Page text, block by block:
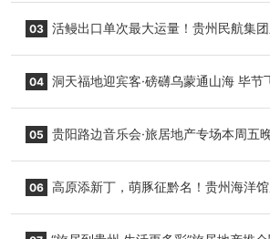
03 活鳗出口单次最大运量！贵州民航集
04 洞天福地迎宾客·磅礴乌蒙通山海 毕节
05 贵阳路边音乐会·旅居地产专场本周五
06 高原添新丁，萌豚征黔名！贵州海洋